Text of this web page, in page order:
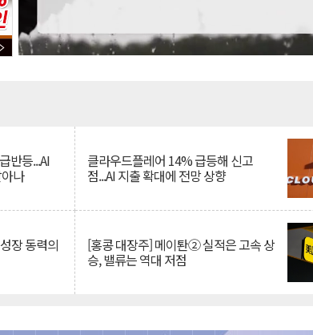
반등...AI
나
클라우드플레어 14% 급등해 신고
점...AI 지출 확대에 전망 상향
장 동력의 [홍콩 대장주] 메이퇀② 실적은 고속 상
승, 밸류는 역대 저점